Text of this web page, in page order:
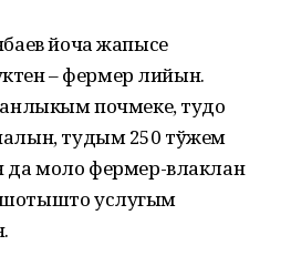
йоча жапысе
– фермер лийын.
почмеке, тудо
тудым 250 тўжем
моло фермер-влаклан
услугым